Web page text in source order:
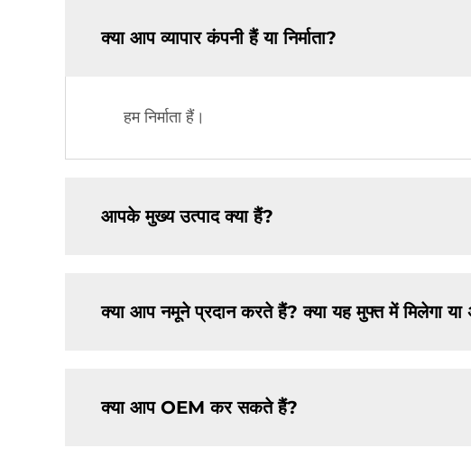
क्या आप व्यापार कंपनी हैं या निर्माता?
हम निर्माता हैं।
आपके मुख्य उत्पाद क्या हैं?
क्या आप नमूने प्रदान करते हैं? क्या यह मुफ्त में मिलेगा या
क्या आप OEM कर सकते हैं?